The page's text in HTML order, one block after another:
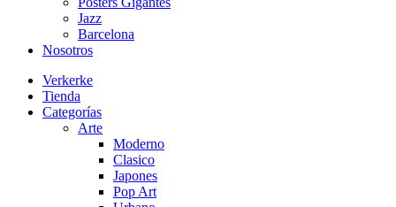
Jazz
Barcelona
Nosotros
Verkerke
Tienda
Categorías
Arte
Moderno
Clasico
Japones
Pop Art